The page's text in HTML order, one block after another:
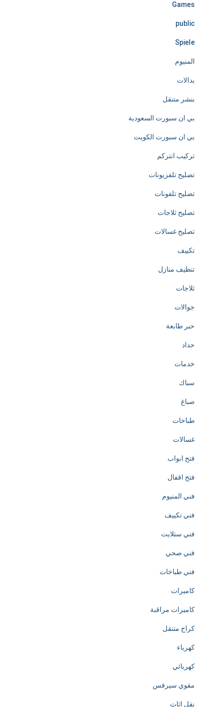
e
s
s
y
d
e
d
c
a
e
d
o
h
e
c
e
a
o
n
o
h
p
s
Games
public
Spiele
المنيوم
بدالات
بنشر متنقل
بي ان سبورت السعودية
بي ان سبورت الكويت
تركيب انتركم
تصليح تلفزيونات
تصليح تلفونات
تصليح ثلاجات
تصليح غسالات
تكييف
تنظيف منازل
ثلاجات
جوالات
حبر طابعة
حداد
خدمات
سباك
صباغ
طباخات
غسالات
فتح ابواب
فتح اقفال
فني المنيوم
فني تكييف
فني ستلايت
فني صحي
فني طباخات
كاميرات
كاميرات مراقبة
كراج متنقل
كهرباء
كهربائي
مقوي سيرفس
نقل اثاث